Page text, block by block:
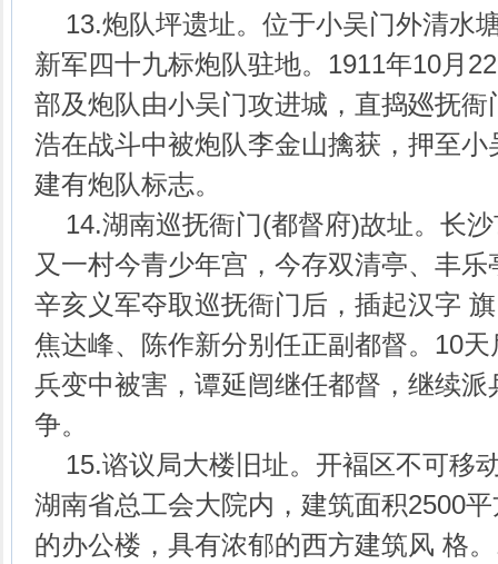
13.炮队坪遗址。位于小吴门外清水
新军四十九标炮队驻地。1911年10月
部及炮队由小吴门攻进城，直捣廵抚
浩在战斗中被炮队李金山擒获，押至
建有炮队标志。
14.湖南巡抚衙门(都督府)故址。长
又一村今青少年宫，今存双清亭、丰
辛亥义军夺取巡抚衙门后，插起汉字
焦达峰、陈作新分别任正副都督。10
兵变中被害，谭延闿继任都督，继续
争。
15.谘议局大楼旧址。开褔区不可移
湖南省总工会大院内，建筑面积2500
的办公楼，具有浓郁的西方建筑风 格